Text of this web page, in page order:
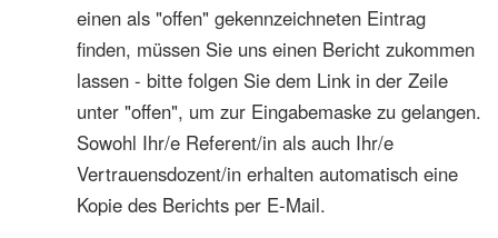
einen als "offen" gekennzeichneten Eintrag
finden, müssen Sie uns einen Bericht zukommen
lassen - bitte folgen Sie dem Link in der Zeile
unter "offen", um zur Eingabemaske zu gelangen.
Sowohl Ihr/e Referent/in als auch Ihr/e
Vertrauensdozent/in erhalten automatisch eine
Kopie des Berichts per E-Mail.